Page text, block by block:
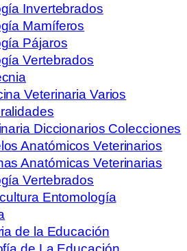
Invertebrados
Mamíferos
Pájaros
Vertebrados
Veterinaria Varios
Diccionarios Colecciones
Anatómicos Veterinarios
Anatómicas Veterinarias
Vertebrados
Entomología
de la Educación